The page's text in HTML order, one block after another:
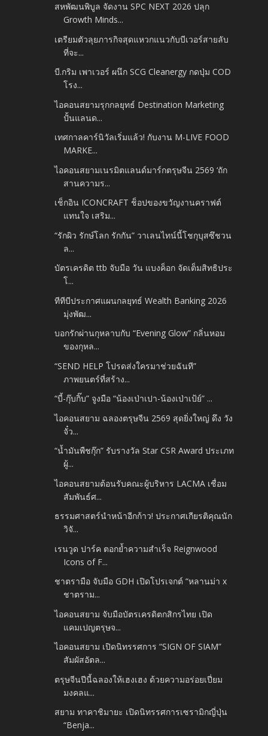
สหพัฒนพิบูล จัดงาน SPC NEXT 2026 ปลุก
Growth Minds...
เตรียมตัวลุยภารกิจสุดแหวกแนวกับบีเวอร์สายลับ
ที่จะ...
บี.กริม เพาเวอร์ ผนึก SCG Cleanergy กดปุ่ม COD
โรง...
ไอคอนสยามรุกกลยุทธ์ Destination Marketing
ปั้นแลนด...
เทศกาลคาร์นิวัลเริ่มแล้ว! กับงาน M-LIVE FOOD
MARKE...
ไอคอนสยามเนรมิตแลนด์มาร์กตรุษจีน 2569 ‘ถัก
สานความร...
เช็กอิน ICONCRAFT ช็อปของขวัญงานคราฟต์
แทนใจ เสริม...
“รักผิว รักษ์โลก รักกัน” วาเลนไทน์นี้โชกุบุสซึชวน
ล...
บัตรเครดิต ttb จับมือ วัน แบงค็อก จัดเต็มสิทธิประ
โ...
ทีทีบีประกาศแผนกลยุทธ์ Wealth Banking 2026
มุ่งพัฒ...
บอกรักผ่านกุหลาบกับ “Evening Glow” กลิ่นหอม
ของกุหล...
“SEND HELP โปรดส่งใครมาช่วยฉันที”
ภาพยนตร์ที่สร้าง...
“บี้-กุ๊บกิ๊บ” จูงมือ “น้องเป่าเปา-น้องเป่าเป้ย์” ...
ไอคอนสยาม ฉลองตรุษจีน 2569 สุดยิ่งใหญ่ ดึง วัง
จั๋ว...
“น้ำมันพืชกุ๊ก” รับรางวัล Star CSR Award ประเภท
ผู้...
ไอคอนสยามต้อนรับคณะผู้บริหาร LACMA เชื่อม
สัมพันธ์ศ...
ธรรมศาสตร์นำหน้าอีกก้าว! ประกาศเกียรติคุณนัก
วิจั...
เรนวูด ปาร์ค ตอกย้ำความสำเร็จ Reignwood
Icons of F...
ชาตรามือ จับมือ GDH เปิดโปรเจกต์ “หลานม่า x
ชาตราม...
ไอคอนสยาม จับมือบัตรเครดิตกสิกรไทย เปิด
แคมเปญตรุษจ...
ไอคอนสยาม เปิดนิทรรศการ “SIGN OF SIAM”
สัมผัสอัตล...
ตรุษจีนปีนี้ฉลองให้เฮงเฮง ด้วยความอร่อยเปี่ยม
มงคลแ...
สยาม ทาคาชิมายะ เปิดนิทรรศการเซรามิกญี่ปุ่น
“Benja...